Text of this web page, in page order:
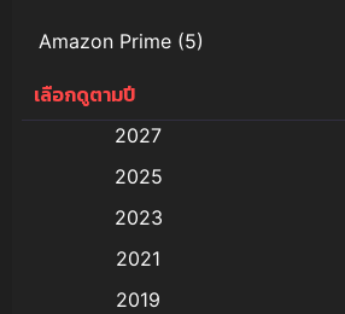
Amazon Prime (5)
Anal (ประตูหลัง)
Animation การ์ตูน
Animation อนิเมะ
เลือกดูตามปี
2027
2025
2023
2021
2019